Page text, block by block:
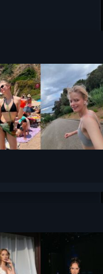
29.3к.